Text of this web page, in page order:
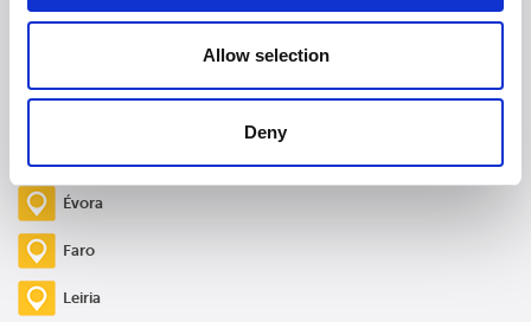
Allow selection
Deny
Aveiro
Évora
Faro
Leiria